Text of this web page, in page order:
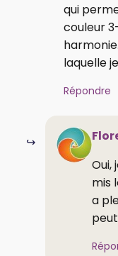
qui
couleur
laquelle
Répondre
Oui,
mis
a